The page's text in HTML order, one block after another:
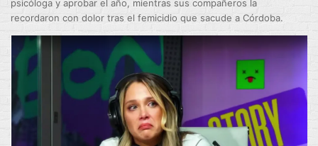
psicóloga y aprobar el año, mientras sus compañeros la
recordaron con dolor tras el femicidio que sacude a Córdoba.